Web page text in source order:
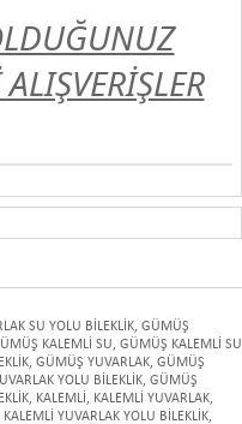
SU YOLU BİLEKLİK, GÜMÜŞ
KALEMLİ SU, GÜMÜŞ KALEMLİ SU
, GÜMÜŞ YUVARLAK, GÜMÜŞ
YOLU BİLEKLİK, GÜMÜŞ
, KALEMLİ , KALEMLİ YUVARLAK,
KALEMLİ YUVARLAK YOLU BİLEKLİK,